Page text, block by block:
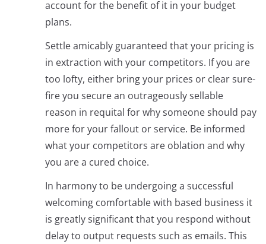
account for the benefit of it in your budget
plans.
Settle amicably guaranteed that your pricing is
in extraction with your competitors. If you are
too lofty, either bring your prices or clear sure-
fire you secure an outrageously sellable
reason in requital for why someone should pay
more for your fallout or service. Be informed
what your competitors are oblation and why
you are a cured choice.
In harmony to be undergoing a successful
welcoming comfortable with based business it
is greatly significant that you respond without
delay to output requests such as emails. This